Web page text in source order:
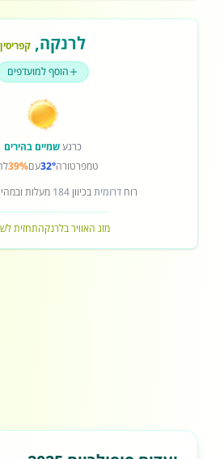
לרנקה, קפריסין
הוסף למועדפים
כרגעשמיים בהירים
טמפרטורה32°עם39%
רוחדרומיתבכיוון184 מעלות
מזג האוויר בלרנקהתחזית